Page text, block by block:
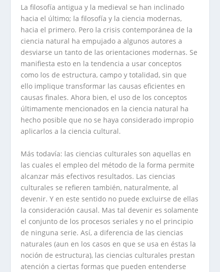
La filosofía antigua y la medieval se han inclinado
hacia el último; la filosofía y la ciencia modernas,
hacia el primero. Pero la crisis contemporánea de la
ciencia natural ha empujado a algunos autores a
desviarse un tanto de las orientaciones modernas. Se
manifiesta esto en la tendencia a usar conceptos
como los de estructura, campo y totalidad, sin que
ello implique transformar las causas eficientes en
causas finales. Ahora bien, el uso de los conceptos
últimamente mencionados en la ciencia natural ha
hecho posible que no se haya considerado impropio
aplicarlos a la ciencia cultural.
Más todavía: las ciencias culturales son aquellas en
las cuales el empleo del método de la forma permite
alcanzar más efectivos resultados. Las ciencias
culturales se refieren también, naturalmente, al
devenir. Y en este sentido no puede excluirse de ellas
la consideración causal. Mas tal devenir es solamente
el conjunto de los procesos seriales y no el principio
de ninguna serie. Así, a diferencia de las ciencias
naturales (aun en los casos en que se usa en éstas la
noción de estructura), las ciencias culturales prestan
atención a ciertas formas que pueden entenderse